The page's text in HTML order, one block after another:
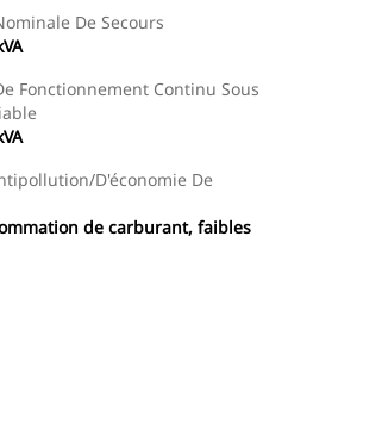
De Secours
Fonctionnement Continu Sous
d'économie De
de carburant, faibles